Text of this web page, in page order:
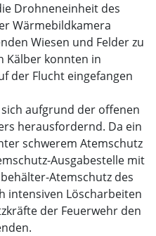
Drohneneinheit des
Wärmebildkamera
Wiesen und Felder zu
Kälber konnten in
der Flucht eingefangen
aufgrund der offenen
herausfordernd. Da ein
schwerem Atemschutz
Ausgabestelle mit
Atemschutz des
intensiven Löscharbeiten
der Feuerwehr den